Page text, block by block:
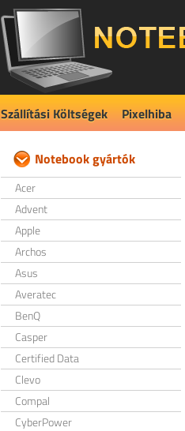
Szállítási Költségek Pixelhiba
Notebook gyártók
Acer
Advent
Apple
Archos
Asus
Averatec
BenQ
Casper
Certified Data
Clevo
Compal
CyberPower